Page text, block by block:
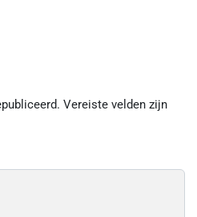
Vereiste velden zijn